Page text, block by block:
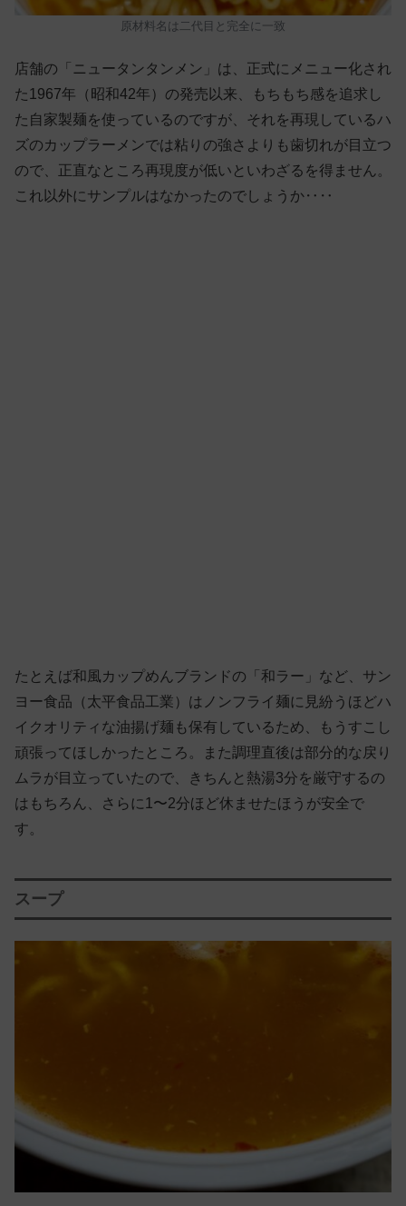
原材料名は二代目と完全に一致
店舗の「ニュータンタンメン」は、正式にメニュー化され
た1967年（昭和42年）の発売以来、もちもち感を追求し
た自家製麺を使っているのですが、それを再現しているハ
ズのカップラーメンでは粘りの強さよりも歯切れが目立つ
ので、正直なところ再現度が低いといわざるを得ません。
これ以外にサンプルはなかったのでしょうか‥‥
たとえば和風カップめんブランドの「和ラー」など、サン
ヨー食品（太平食品工業）はノンフライ麺に見紛うほどハ
イクオリティな油揚げ麺も保有しているため、もうすこし
頑張ってほしかったところ。また調理直後は部分的な戻り
ムラが目立っていたので、きちんと熱湯3分を厳守するの
はもちろん、さらに1〜2分ほど休ませたほうが安全で
す。
スープ